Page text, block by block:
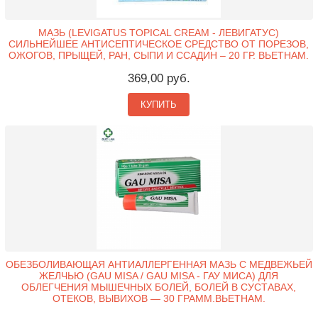
МАЗЬ (LEVIGATUS TOPICAL CREAM - ЛЕВИГАТУС)
СИЛЬНЕЙШЕЕ АНТИСЕПТИЧЕСКОЕ СРЕДСТВО ОТ ПОРЕЗОВ,
ОЖОГОВ, ПРЫЩЕЙ, РАН, СЫПИ И ССАДИН – 20 ГР. ВЬЕТНАМ.
369,00 руб.
КУПИТЬ
ОБЕЗБОЛИВАЮЩАЯ АНТИАЛЛЕРГЕННАЯ МАЗЬ С МЕДВЕЖЬЕЙ
ЖЕЛЧЬЮ (GAU MISA / GAU MISA - ГАУ МИСА) ДЛЯ
ОБЛЕГЧЕНИЯ МЫШЕЧНЫХ БОЛЕЙ, БОЛЕЙ В СУСТАВАХ,
ОТЕКОВ, ВЫВИХОВ — 30 ГРАММ.ВЬЕТНАМ.